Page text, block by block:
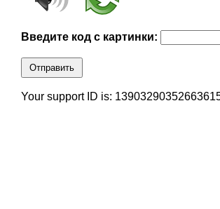
Введите код с картинки:
Отправить
Your support ID is: